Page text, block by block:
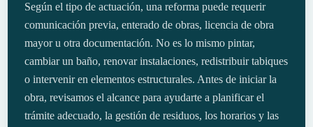
Según el tipo de actuación, una reforma puede requerir
comunicación previa, enterado de obras, licencia de obra
mayor u otra documentación. No es lo mismo pintar,
cambiar un baño, renovar instalaciones, redistribuir tabiques
o intervenir en elementos estructurales. Antes de iniciar la
obra, revisamos el alcance para ayudarte a planificar el
trámite adecuado, la gestión de residuos, los horarios y las